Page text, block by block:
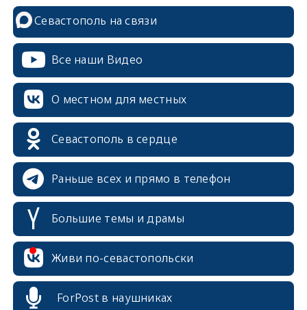
Севастополь на связи
Все наши Видео
О местном для местных
Севастополь в сердце
Раньше всех и прямо в телефон
Большие темы и драмы
Живи по-севастопольски
ForPost в наушниках
erid: 2SDnjcrDNw6